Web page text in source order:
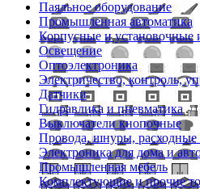
Паяльное оборудование
Промышленная автоматика
Корпусные и установочные
Освещение
Оптоэлектроника
Электричество, контроль,
Датчики
Гидравлика и пневматика
Выключатели кнопочные
Провода, шнуры, расходные
Электроника для дома и
Промышленная мебель
Комплектующие и прочие